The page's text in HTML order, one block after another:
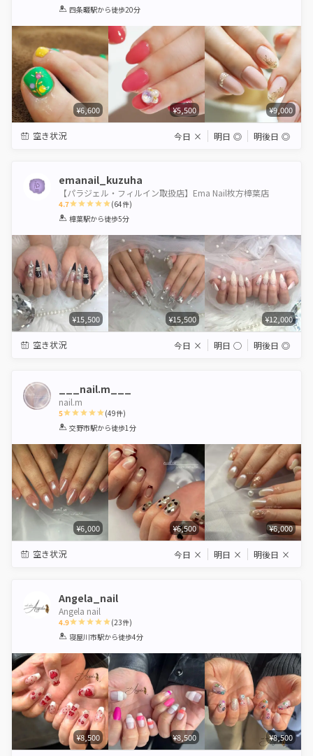
1 2 3 4 5
四条畷駅から徒歩20分
¥6,600 ¥5,500 ¥9,000
空き状況 今日 × 明日 ◎ 明後日 ◎
emanail_kuzuha
【パラジェル・フィルイン取扱店】Ema Nail枚方樟葉店
4.7
1 2 3 4 5
(64件)
樟葉駅から徒歩5分
¥15,500 ¥15,500 ¥12,000
空き状況 今日 × 明日 ◯ 明後日 ◎
___nail.m___
nail.m
5
1 2 3 4 5
(49件)
交野市駅から徒歩1分
¥6,000 ¥6,500 ¥6,000
空き状況 今日 × 明日 × 明後日 ×
Angela_nail
Angela nail
4.9
1 2 3 4 5
(23件)
寝屋川市駅から徒歩4分
¥8,500 ¥8,500 ¥8,500